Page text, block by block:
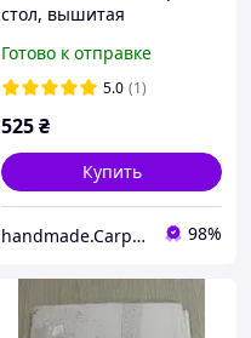
стол, вышитая
льна рогожки 150*180 см
Готово к отправке
5.0 (1)
525₴
Купить
handmade.Carpatia - Мастерская изделий ручной работы, сувениры, подарки, декор 98%